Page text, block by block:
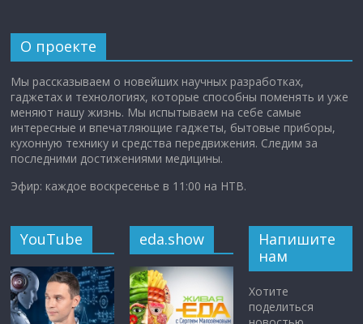
О проекте
Мы рассказываем о новейших научных разработках,
гаджетах и технологиях, которые способны поменять и уже
меняют нашу жизнь. Мы испытываем на себе самые
интересные и впечатляющие гаджеты, бытовые приборы,
кухонную технику и средства передвижения. Следим за
последними достижениями медицины.
Эфир: каждое воскресенье в 11:00 на НТВ.
YouTube eda.show
Напишите
нам
Хотите
поделиться